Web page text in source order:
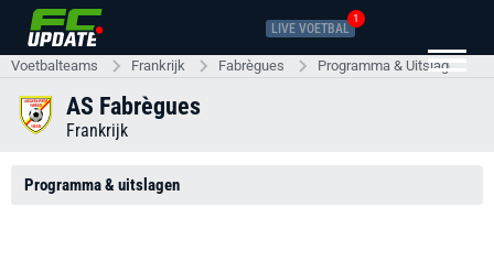
LIVE VOETBAL
1
Voetbalteams Frankrijk Fabrègues Programma & Uitslagen
AS Fabrègues
Frankrijk
Programma & uitslagen